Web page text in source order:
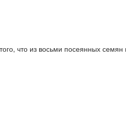
что из восьми посеянных